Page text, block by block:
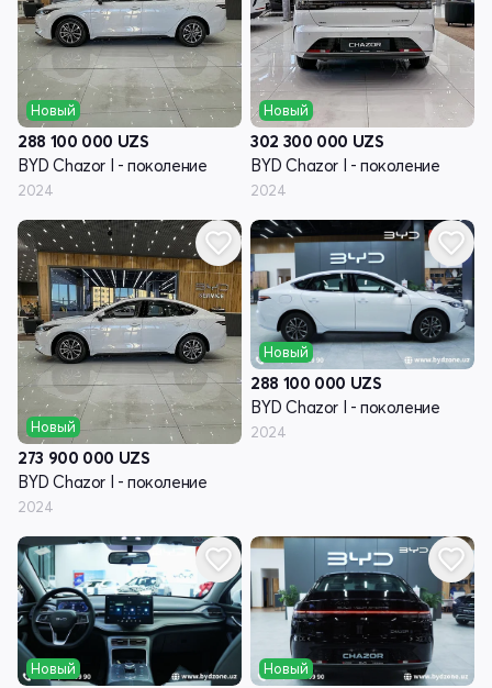
Новый
288 100 000 UZS
BYD Chazor I - поколение
2024
Новый
302 300 000 UZS
BYD Chazor I - поколение
2024
Новый
273 900 000 UZS
BYD Chazor I - поколение
2024
Новый
288 100 000 UZS
BYD Chazor I - поколение
2024
Новый Новый